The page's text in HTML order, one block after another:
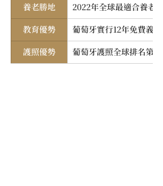
養老勝地
2022年全球最適合養老
教育優勢
葡萄牙實行12年免費義
護照優勢
葡萄牙護照全球排名第